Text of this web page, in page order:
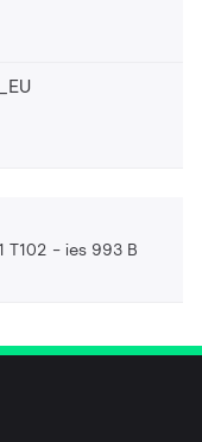
T102 ies 993 B